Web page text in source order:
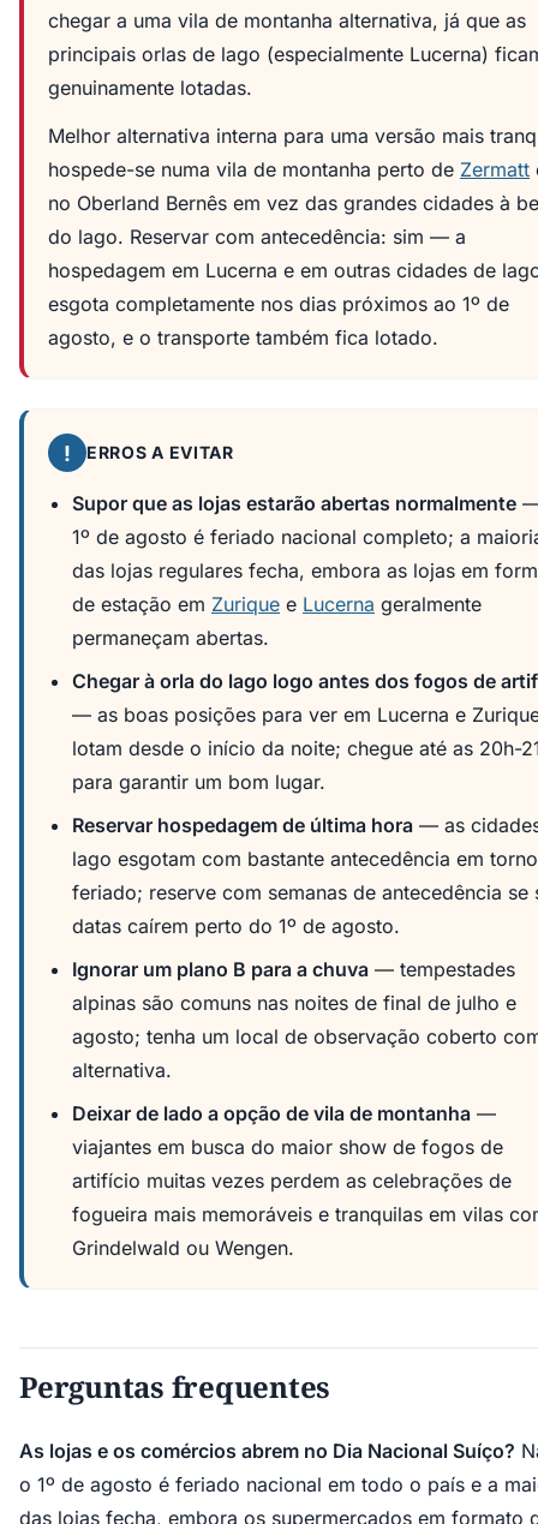
chegar a uma vila de montanha alternativa, já que as
principais orlas de lago (especialmente Lucerna)
genuinamente lotadas.
Melhor alternativa interna para uma versão mais
hospede-se numa vila de montanha perto de Zermatt
no Oberland Bernês em vez das grandes cidades à
do lago. Reservar com antecedência: sim — a
hospedagem em Lucerna e em outras cidades de
esgota completamente nos dias próximos ao 1º de
agosto, e o transporte também fica lotado.
! ERROS A EVITAR
Supor que as lojas estarão abertas normalmente
1º de agosto é feriado nacional completo; a
das lojas regulares fecha, embora as lojas em
de estação em Zurique e Lucerna geralmente
permaneçam abertas.
Chegar à orla do lago logo antes dos fogos de
— as boas posições para ver em Lucerna e
lotam desde o início da noite; chegue até as 20h-
para garantir um bom lugar.
Reservar hospedagem de última hora — as
lago esgotam com bastante antecedência em
feriado; reserve com semanas de antecedência se
datas caírem perto do 1º de agosto.
Ignorar um plano B para a chuva — tempestades
alpinas são comuns nas noites de final de julho e
agosto; tenha um local de observação coberto
alternativa.
Deixar de lado a opção de vila de montanha —
viajantes em busca do maior show de fogos de
artifício muitas vezes perdem as celebrações de
fogueira mais memoráveis e tranquilas em vilas
Grindelwald ou Wengen.
Perguntas frequentes
As lojas e os comércios abrem no Dia Nacional Suíço?
o 1º de agosto é feriado nacional em todo o país e a
das lojas fecha, embora os supermercados em formato